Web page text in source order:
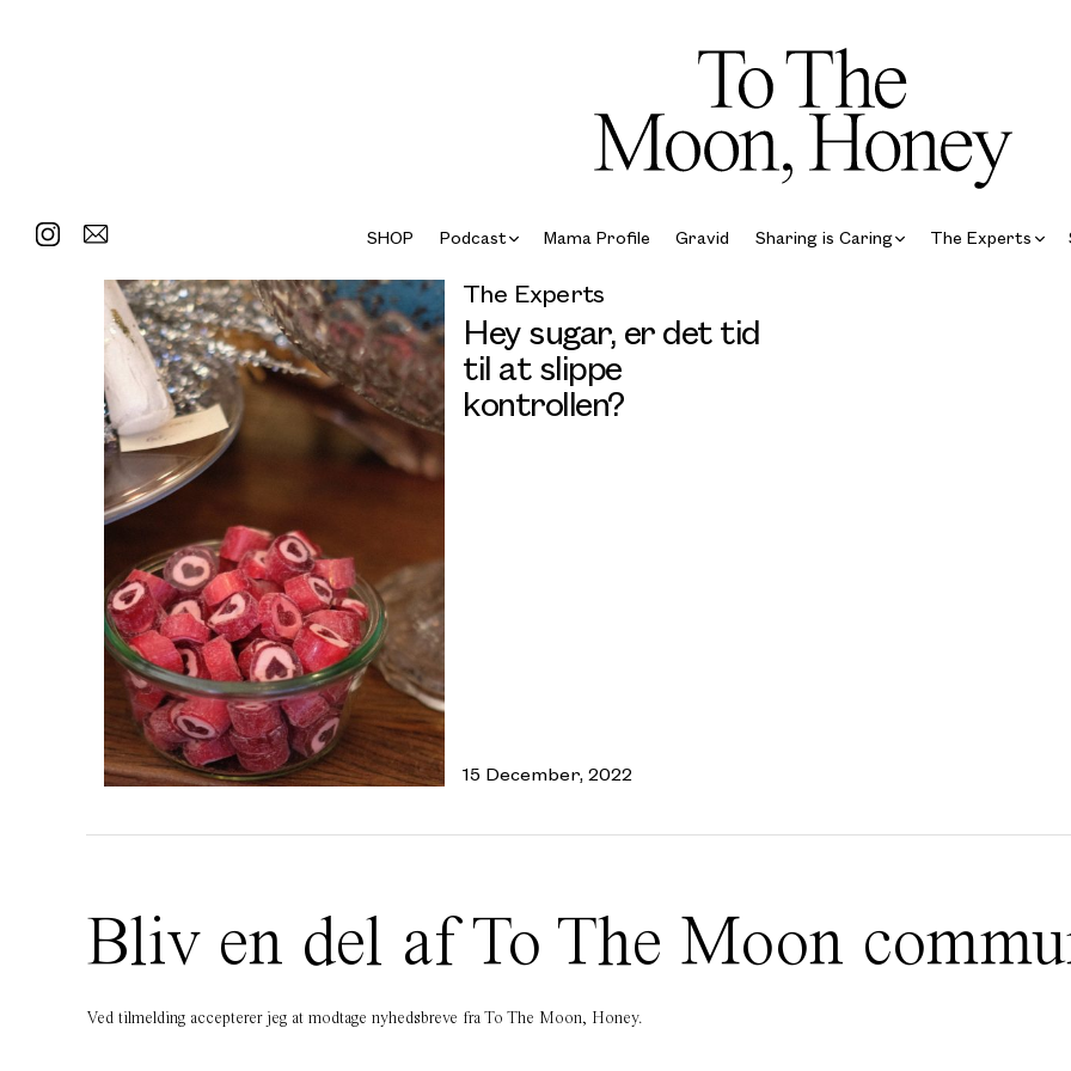
SHOP Podcast Mama Profile Gravid Sharing is Caring The Experts
The Experts
Hey sugar, er det tid
til at slippe
kontrollen?
15 December, 2022
Bliv en del af To The Moon
Ved tilmelding accepterer jeg at modtage nyhedsbreve fra To The Moon, Honey.